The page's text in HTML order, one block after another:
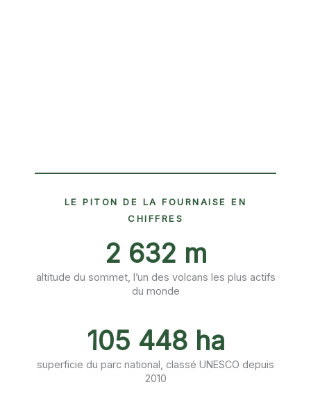
LE PITON DE LA FOURNAISE EN
CHIFFRES
2 632 m
altitude du sommet, l’un des volcans les plus actifs
du monde
105 448 ha
superficie du parc national, classé UNESCO depuis
2010